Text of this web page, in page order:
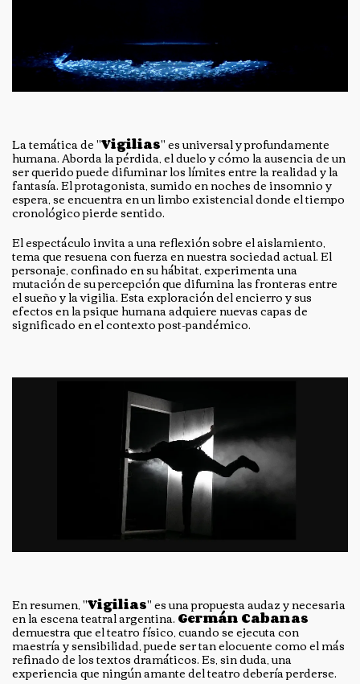
La temática de "Vigilias" es universal y profundamente
humana. Aborda la pérdida, el duelo y cómo la ausencia de un
ser querido puede difuminar los límites entre la realidad y la
fantasía. El protagonista, sumido en noches de insomnio y
espera, se encuentra en un limbo existencial donde el tiempo
cronológico pierde sentido.
El espectáculo invita a una reflexión sobre el aislamiento,
tema que resuena con fuerza en nuestra sociedad actual. El
personaje, confinado en su hábitat, experimenta una
mutación de su percepción que difumina las fronteras entre
el sueño y la vigilia. Esta exploración del encierro y sus
efectos en la psique humana adquiere nuevas capas de
significado en el contexto post-pandémico.
En resumen, "Vigilias" es una propuesta audaz y necesaria
en la escena teatral argentina.Germán Cabanas
demuestra que el teatro físico, cuando se ejecuta con
maestría y sensibilidad, puede ser tan elocuente como el más
refinado de los textos dramáticos. Es, sin duda, una
experiencia que ningún amante del teatro debería perderse.